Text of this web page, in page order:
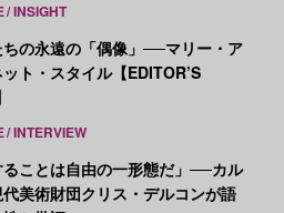
INSIGHT
の永遠の「偶像」──マリー・ア
ト・スタイル【EDITOR’S
INTERVIEW
ることは自由の一形態だ」──カル
美術財団クリス・デルコンが語